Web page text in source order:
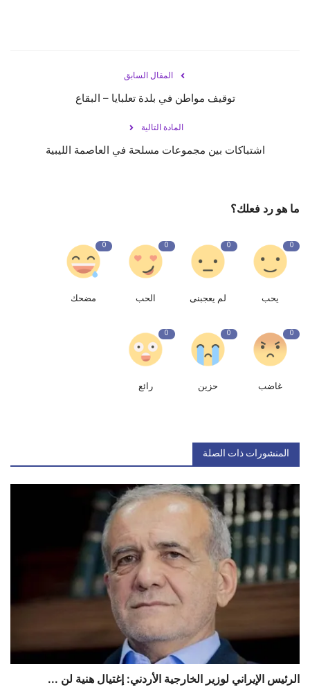
المقال السابق
توقيف مواطن في بلدة تعلبايا – البقاع
المادة التالية
اشتباكات بين مجموعات مسلحة في العاصمة الليبية
ما هو رد فعلك؟
0
يحب
0
لم يعجبنى
0
الحب
0
مضحك
0
غاضب
0
حزين
0
رائع
المنشورات ذات الصلة
الرئيس الإيراني لوزير الخارجية الأردني: إغتيال هنية لن ...